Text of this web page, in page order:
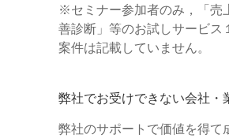
※セミナー参加者のみ，「売
善診断」等のお試しサービス
案件は記載していません。
弊社でお受けできない会社・
弊社のサポートで価値を得て